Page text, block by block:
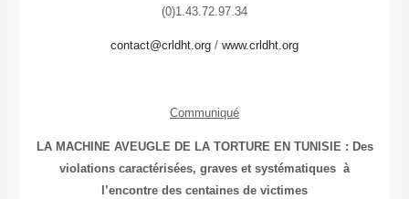
(0)1.43.72.97.34
contact@crldht.org / www.crldht.org
Communiqué
LA MACHINE AVEUGLE DE LA TORTURE EN TUNISIE : Des
violations caractérisées, graves et systématiques à
l’encontre des centaines de victimes